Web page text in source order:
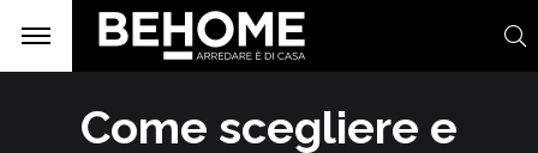
Come scegliere e